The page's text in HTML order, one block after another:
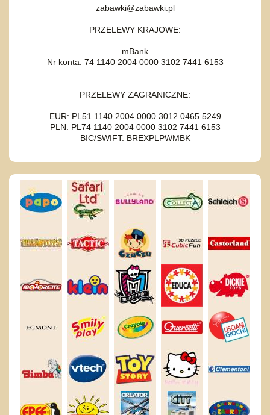
zabawki@zabawki.pl
PRZELEWY KRAJOWE:
mBank
Nr konta: 74 1140 2004 0000 3102 7441 6153
PRZELEWY ZAGRANICZNE:
EUR: PL51 1140 2004 0000 3012 0465 5249
PLN: PL74 1140 2004 0000 3102 7441 6153
BIC/SWIFT: BREXPLPWMBK